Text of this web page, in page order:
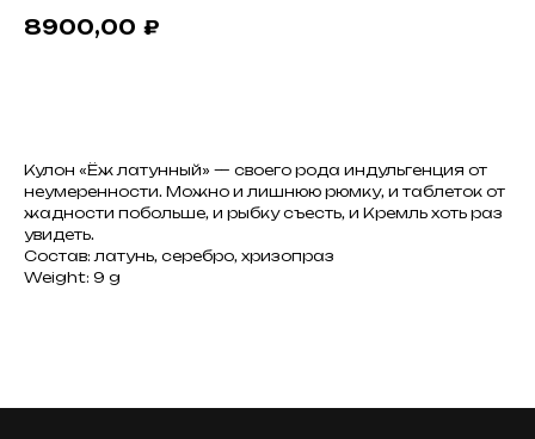
8900,00 ₽
Кулон «Ёж латунный» — своего рода индульгенция от
неумеренности. Можно и лишнюю рюмку, и таблеток от
жадности побольше, и рыбку съесть, и Кремль хоть раз
увидеть.
Состав: латунь, серебро, хризопраз
Weight: 9 g